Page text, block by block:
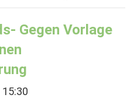
Gegen Vorlage
15:30